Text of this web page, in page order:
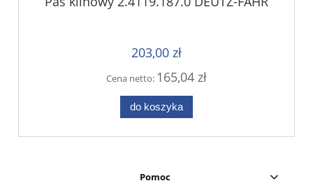
203,00 zł
Cena netto: 165,04 zł
do koszyka
Pomoc